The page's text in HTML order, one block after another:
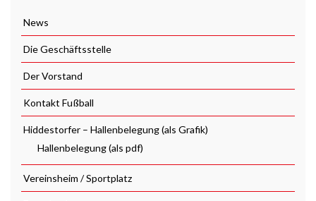
News
Die Geschäftsstelle
Der Vorstand
Kontakt Fußball
Hiddestorfer – Hallenbelegung (als Grafik)
Hallenbelegung (als pdf)
Vereinsheim / Sportplatz